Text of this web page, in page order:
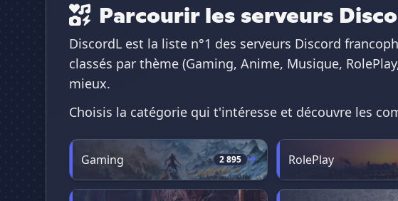
Parcourir les serveurs
DiscordL est la liste n°1 des serveurs Discord
classés par thème (Gaming, Anime, Musique,
mieux.
Choisis la catégorie qui t'intéresse et découvre les
Gaming 2 895 RolePlay